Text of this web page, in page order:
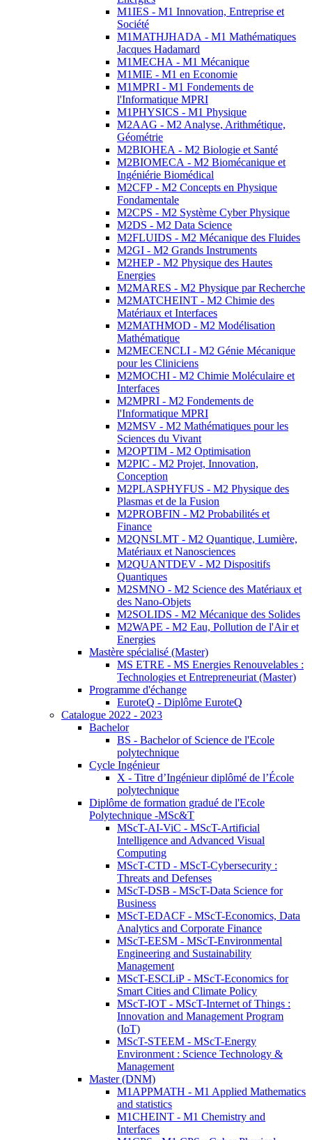
M1IES - M1 Innovation, Entreprise et
Société
M1MATHJHADA - M1 Mathématiques
Jacques Hadamard
M1MECHA - M1 Mécanique
M1MIE - M1 en Economie
M1MPRI - M1 Fondements de
l'Informatique MPRI
M1PHYSICS - M1 Physique
M2AAG - M2 Analyse, Arithmétique,
Géométrie
M2BIOHEA - M2 Biologie et Santé
M2BIOMECA - M2 Biomécanique et
Ingéniérie Biomédical
M2CFP - M2 Concepts en Physique
Fondamentale
M2CPS - M2 Système Cyber Physique
M2DS - M2 Data Science
M2FLUIDS - M2 Mécanique des Fluides
M2GI - M2 Grands Instruments
M2HEP - M2 Physique des Hautes
Energies
M2MARES - M2 Physique par Recherche
M2MATCHEINT - M2 Chimie des
Matériaux et Interfaces
M2MATHMOD - M2 Modélisation
Mathématique
M2MECENCLI - M2 Génie Mécanique
pour les Cliniciens
M2MOCHI - M2 Chimie Moléculaire et
Interfaces
M2MPRI - M2 Fondements de
l'Informatique MPRI
M2MSV - M2 Mathématiques pour les
Sciences du Vivant
M2OPTIM - M2 Optimisation
M2PIC - M2 Projet, Innovation,
Conception
M2PLASPHYFUS - M2 Physique des
Plasmas et de la Fusion
M2PROBFIN - M2 Probabilités et
Finance
M2QNSLMT - M2 Quantique, Lumière,
Matériaux et Nanosciences
M2QUANTDEV - M2 Dispositifs
Quantiques
M2SMNO - M2 Science des Matériaux et
des Nano-Objets
M2SOLIDS - M2 Mécanique des Solides
M2WAPE - M2 Eau, Pollution de l'Air et
Energies
Mastère spécialisé (Master)
MS ETRE - MS Energies Renouvelables :
Technologies et Entrepreneuriat (Master)
Programme d'échange
EuroteQ - Diplôme EuroteQ
Catalogue 2022 - 2023
Bachelor
BS - Bachelor of Science de l'Ecole
polytechnique
Cycle Ingénieur
X - Titre d’Ingénieur diplômé de l’École
polytechnique
Diplôme de formation gradué de l'Ecole
Polytechnique -MSc&T
MScT-AI-ViC - MScT-Artificial
Intelligence and Advanced Visual
Computing
MScT-CTD - MScT-Cybersecurity :
Threats and Defenses
MScT-DSB - MScT-Data Science for
Business
MScT-EDACF - MScT-Economics, Data
Analytics and Corporate Finance
MScT-EESM - MScT-Environmental
Engineering and Sustainability
Management
MScT-ESCLiP - MScT-Economics for
Smart Cities and Climate Policy
MScT-IOT - MScT-Internet of Things :
Innovation and Management Program
(IoT)
MScT-STEEM - MScT-Energy
Environment : Science Technology &
Management
Master (DNM)
M1APPMATH - M1 Applied Mathematics
and statistics
M1CHEINT - M1 Chemistry and
Interfaces